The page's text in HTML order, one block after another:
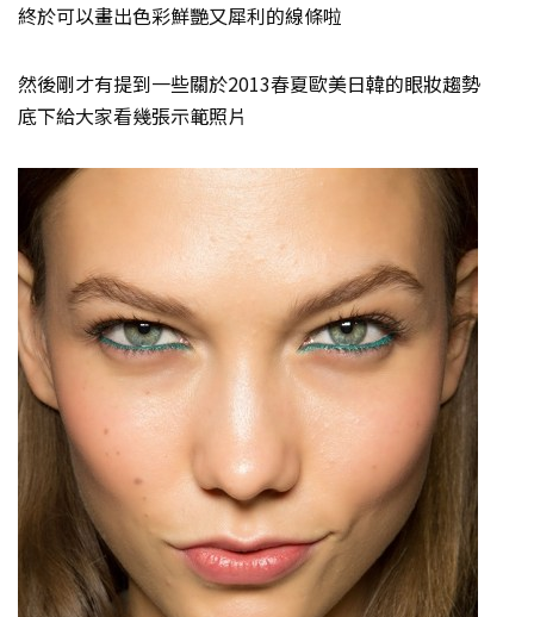
終於可以畫出色彩鮮艷又犀利的線條啦
然後剛才有提到一些關於2013春夏歐美日韓的眼妝趨勢
底下給大家看幾張示範照片